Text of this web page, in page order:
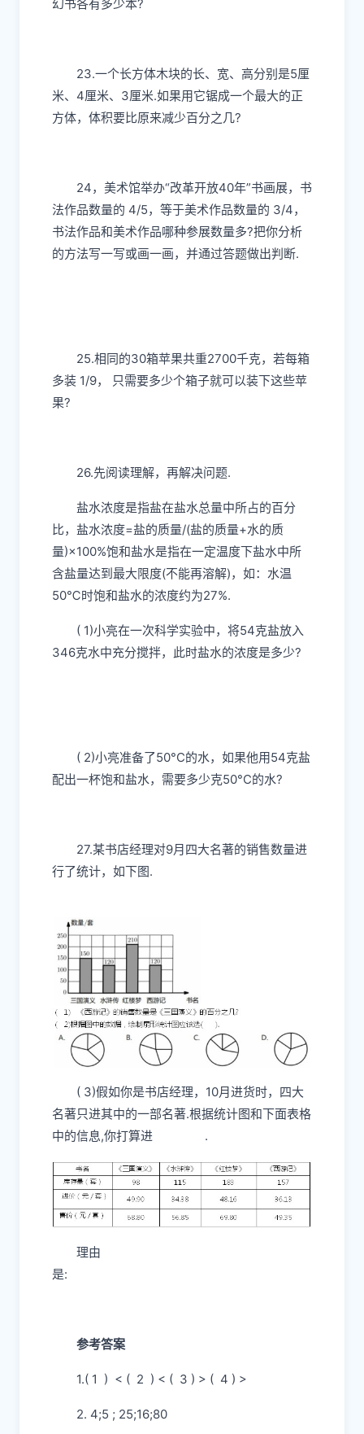
幻书各有多少本?
23.一个长方体木块的长、宽、高分别是5厘
米、4厘米、3厘米.如果用它锯成一个最大的正
方体，体积要比原来减少百分之几?
24，美术馆举办“改革开放40年”书画展，书
法作品数量的 4/5，等于美术作品数量的 3/4，
书法作品和美术作品哪种参展数量多?把你分析
的方法写一写或画一画，并通过答题做出判断.
25.相同的30箱苹果共重2700千克，若每箱
多装 1/9， 只需要多少个箱子就可以装下这些苹
果?
26.先阅读理解，再解决问题.
盐水浓度是指盐在盐水总量中所占的百分
比，盐水浓度=盐的质量/(盐的质量+水的质
量)×100%饱和盐水是指在一定温度下盐水中所
含盐量达到最大限度(不能再溶解)，如：水温
50℃时饱和盐水的浓度约为27%.
( 1)小亮在一次科学实验中，将54克盐放入
346克水中充分搅拌，此时盐水的浓度是多少?
( 2)小亮准备了50°C的水，如果他用54克盐
配出一杯饱和盐水，需要多少克50°C的水?
27.某书店经理对9月四大名著的销售数量进
行了统计，如下图.
( 3)假如你是书店经理，10月进货时，四大
名著只进其中的一部名著.根据统计图和下面表格
中的信息,你打算进
.
理由
是:
参考答案
1.( 1 ) < ( 2 ) < ( 3 ) > ( 4 ) >
2. 4;5 ; 25;16;80